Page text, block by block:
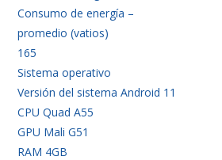
Consumo de energía –
promedio (vatios)
165
Sistema operativo
Versión del sistema Android 11
CPU Quad A55
GPU Mali G51
RAM 4GB